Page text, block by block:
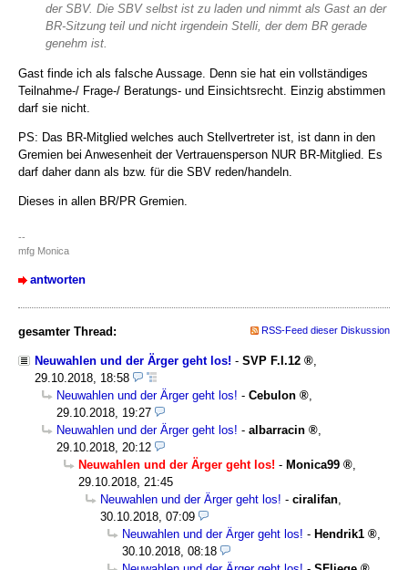
der SBV. Die SBV selbst ist zu laden und nimmt als Gast an der
BR-Sitzung teil und nicht irgendein Stelli, der dem BR gerade
genehm ist.
Gast finde ich als falsche Aussage. Denn sie hat ein vollständiges
Teilnahme-/ Frage-/ Beratungs- und Einsichtsrecht. Einzig abstimmen
darf sie nicht.
PS: Das BR-Mitglied welches auch Stellvertreter ist, ist dann in den
Gremien bei Anwesenheit der Vertrauensperson NUR BR-Mitglied. Es
darf daher dann als bzw. für die SBV reden/handeln.
Dieses in allen BR/PR Gremien.
--
mfg Monica
antworten
gesamter Thread: RSS-Feed dieser Diskussion
Neuwahlen und der Ärger geht los! - SVP F.I.12
,
29.10.2018, 18:58
Neuwahlen und der Ärger geht los! - Cebulon
,
29.10.2018, 19:27
Neuwahlen und der Ärger geht los! - albarracin
,
29.10.2018, 20:12
Neuwahlen und der Ärger geht los! - Monica99
,
29.10.2018, 21:45
Neuwahlen und der Ärger geht los! - ciralifan,
30.10.2018, 07:09
Neuwahlen und der Ärger geht los! - Hendrik1
,
30.10.2018, 08:18